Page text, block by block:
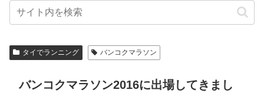
タイでランニング バンコクマラソン
バンコクマラソン2016に出場してきまし